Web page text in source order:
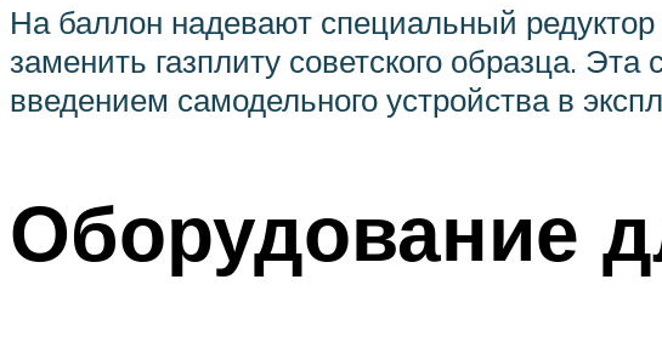
На баллон надевают специальный
заменить газплиту советского образца.
введением самодельного устройства в
Оборудование